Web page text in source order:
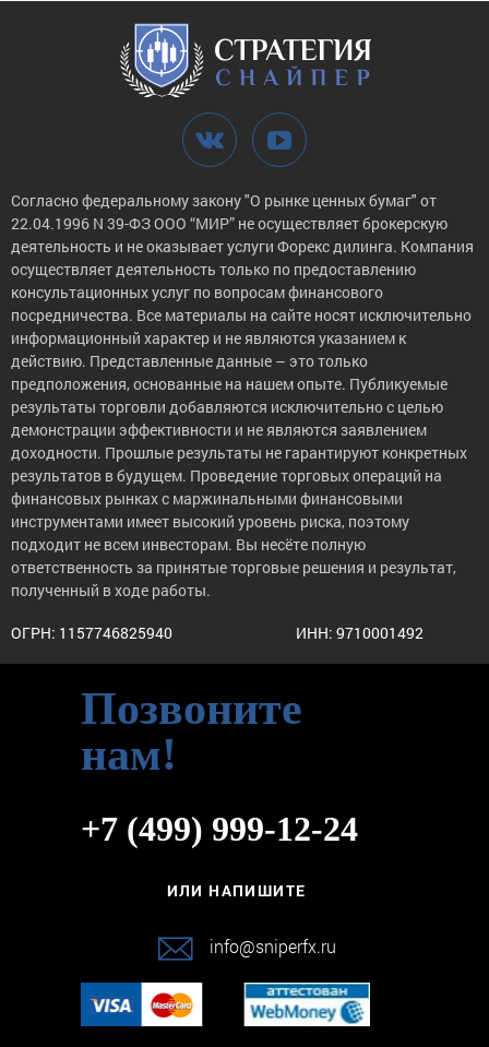
Согласно федеральному закону "О рынке ценных бумаг" от
22.04.1996 N 39-ФЗ ООО “МИР” не осуществляет брокерскую
деятельность и не оказывает услуги Форекс дилинга. Компания
осуществляет деятельность только по предоставлению
консультационных услуг по вопросам финансового
посредничества. Все материалы на сайте носят исключительно
информационный характер и не являются указанием к
действию. Представленные данные – это только
предположения, основанные на нашем опыте. Публикуемые
результаты торговли добавляются исключительно с целью
демонстрации эффективности и не являются заявлением
доходности. Прошлые результаты не гарантируют конкретных
результатов в будущем. Проведение торговых операций на
финансовых рынках с маржинальными финансовыми
инструментами имеет высокий уровень риска, поэтому
подходит не всем инвесторам. Вы несёте полную
ответственность за принятые торговые решения и результат,
полученный в ходе работы.
ОГРН: 1157746825940 ИНН: 9710001492
Позвоните
нам!
+7 (499) 999-12-24
ИЛИ НАПИШИТЕ
info@sniperfx.ru